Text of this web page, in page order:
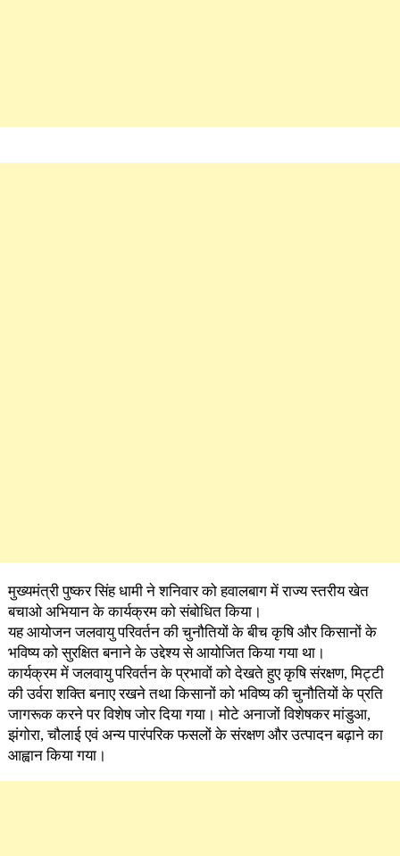
मुख्यमंत्री पुष्कर सिंह धामी ने शनिवार को हवालबाग में राज्य स्तरीय खेत
बचाओ अभियान के कार्यक्रम को संबोधित किया।
यह आयोजन जलवायु परिवर्तन की चुनौतियों के बीच कृषि और किसानों के
भविष्य को सुरक्षित बनाने के उद्देश्य से आयोजित किया गया था।
कार्यक्रम में जलवायु परिवर्तन के प्रभावों को देखते हुए कृषि संरक्षण, मिट्टी
की उर्वरा शक्ति बनाए रखने तथा किसानों को भविष्य की चुनौतियों के प्रति
जागरूक करने पर विशेष जोर दिया गया। मोटे अनाजों विशेषकर मांडुआ,
झंगोरा, चौलाई एवं अन्य पारंपरिक फसलों के संरक्षण और उत्पादन बढ़ाने का
आह्वान किया गया।